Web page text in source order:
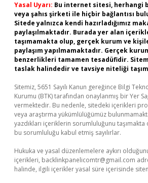
Yasal Uyarı: Bu internet sitesi, herhangi
veya şahıs şirketi ile hiçbir bağlantısı
Sitede yalnızca kendi hazırladığımız
paylaşılmaktadır. Burada yer alan
taşımamakta olup, gerçek kurum ve
paylaşım yapılmamaktadır. Gerçek
benzerlikleri tamamen tesadüfidir.
taslak halindedir ve tavsiye niteliği
Sitemiz, 5651 Sayılı Kanun gereğince Bilgi
Kurumu (BTK) tarafından onaylanmış bir Yer
vermektedir. Bu nedenle, sitedeki içerikleri
veya araştırma yükümlülüğümüz
yazdıkları içeriklerin sorumluluğunu
bu sorumluluğu kabul etmiş sayılırlar.
Hukuka ve yasal düzenlemelere aykırı
içerikleri, backlinkpanelicomtr@gmail.com
halinde, ilgili içerikler yasal süre içerisinde